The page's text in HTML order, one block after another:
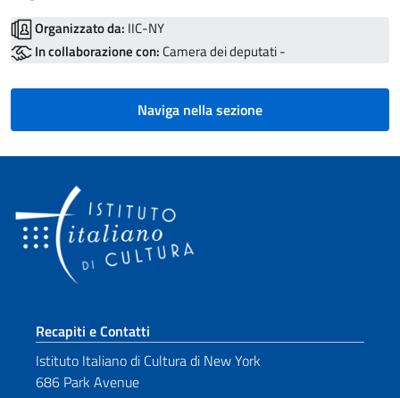
Organizzato da: IIC-NY
In collaborazione con: Camera dei deputati -
Naviga nella sezione
Sezione footer
Recapiti e Contatti
Istituto Italiano di Cultura di New York
686 Park Avenue